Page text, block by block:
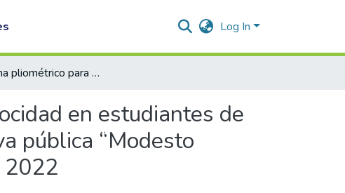
Log In
Programa pliométrico para mejorar la carrera de velocidad en estudiantes de 4° y 5° grado de secundaria de la institución educativa pública “Modesto Bastidas Espinoza” de puerto Amargura, Llochegua, 2022
en estudiantes de
pública “Modesto
2022